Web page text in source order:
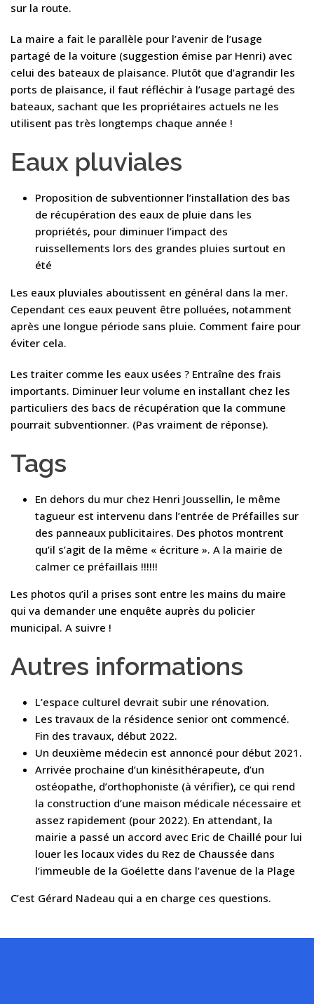
sur la route.
La maire a fait le parallèle pour l’avenir de l’usage
partagé de la voiture (suggestion émise par Henri) avec
celui des bateaux de plaisance. Plutôt que d’agrandir les
ports de plaisance, il faut réfléchir à l’usage partagé des
bateaux, sachant que les propriétaires actuels ne les
utilisent pas très longtemps chaque année !
Eaux pluviales
Proposition de subventionner l’installation des bas
de récupération des eaux de pluie dans les
propriétés, pour diminuer l’impact des
ruissellements lors des grandes pluies surtout en
été
Les eaux pluviales aboutissent en général dans la mer.
Cependant ces eaux peuvent être polluées, notamment
après une longue période sans pluie. Comment faire pour
éviter cela.
Les traiter comme les eaux usées ? Entraîne des frais
importants. Diminuer leur volume en installant chez les
particuliers des bacs de récupération que la commune
pourrait subventionner. (Pas vraiment de réponse).
Tags
En dehors du mur chez Henri Joussellin, le même
tagueur est intervenu dans l’entrée de Préfailles sur
des panneaux publicitaires. Des photos montrent
qu’il s’agit de la même « écriture ». A la mairie de
calmer ce préfaillais !!!!!!
Les photos qu’il a prises sont entre les mains du maire
qui va demander une enquête auprès du policier
municipal. A suivre !
Autres informations
L’espace culturel devrait subir une rénovation.
Les travaux de la résidence senior ont commencé.
Fin des travaux, début 2022.
Un deuxième médecin est annoncé pour début 2021.
Arrivée prochaine d’un kinésithérapeute, d’un
ostéopathe, d’orthophoniste (à vérifier), ce qui rend
la construction d’une maison médicale nécessaire et
assez rapidement (pour 2022). En attendant, la
mairie a passé un accord avec Eric de Chaillé pour lui
louer les locaux vides du Rez de Chaussée dans
l’immeuble de la Goélette dans l’avenue de la Plage
C’est Gérard Nadeau qui a en charge ces questions.